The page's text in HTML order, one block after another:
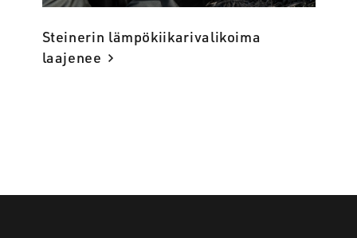
Steinerin lämpökiikarivalikoima
laajenee